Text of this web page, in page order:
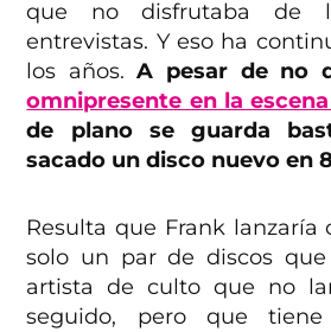
que no disfrutaba de
entrevistas. Y eso ha
los años.A pesar de no
omnipresente en la
de plano se guarda
sacado un disco nuevo en
Resulta que Frank lanzaría
solo un par de discos
artista de culto que no
seguido, pero que